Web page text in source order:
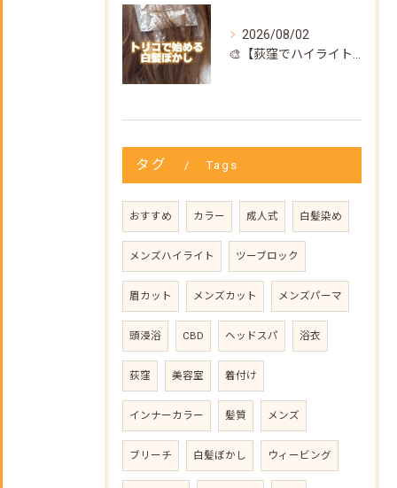
2026/08/02
タグ Tags
おすすめ カラー 成人式 白髪染め
メンズハイライト ツーブロック
眉カット メンズカット メンズパーマ
頭浸浴 CBD ヘッドスパ 浴衣
荻窪 美容室 着付け
インナーカラー 髪質 メンズ
ブリーチ 白髪ぼかし ウィービング